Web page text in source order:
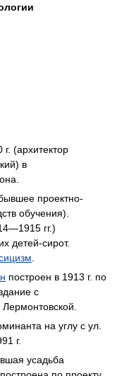
(архитектор
в
проектно-
обучения).
гг.)
детей-сирот.
построен в 1913 г. по
с
на углу с ул.
г.
усадьба